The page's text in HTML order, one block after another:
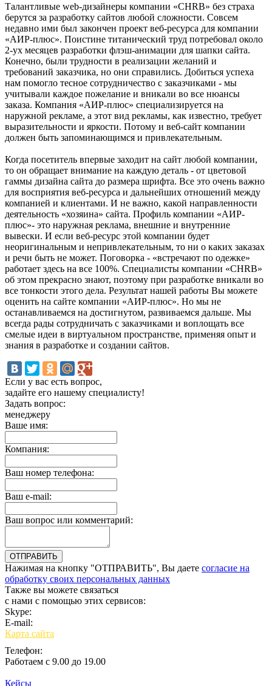
Талантливые web-дизайнеры компании «CHRB» без страха
берутся за разработку сайтов любой сложности. Совсем
недавно ими был закончен проект веб-ресурса для компании
«АИР-плюс». Поистине титанический труд потребовал около
2-ух месяцев разработки флэш-анимации для шапки сайта.
Конечно, были трудности в реализации желаний и
требований заказчика, но они справились. Добиться успеха
нам помогло тесное сотрудничество с заказчиками - мы
учитывали каждое пожелание и вникали во все нюансы
заказа. Компания «АИР-плюс» специализируется на
наружной рекламе, а этот вид рекламы, как известно, требует
выразительности и яркости. Потому и веб-сайт компании
должен быть запоминающимся и привлекательным.
Когда посетитель впервые заходит на сайт любой компании,
то он обращает внимание на каждую деталь - от цветовой
гаммы дизайна сайта до размера шрифта. Все это очень важно
для восприятия веб-ресурса и дальнейших отношений между
компанией и клиентами. И не важно, какой направленности
деятельность «хозяина» сайта. Профиль компании «АИР-
плюс»- это наружная реклама, внешние и внутренние
вывески. И если веб-ресурс этой компании будет
неоригинальным и непривлекательным, то ни о каких заказах
и речи быть не может. Поговорка - «встречают по одежке»
работает здесь на все 100%. Специалисты компании «CHRB»
об этом прекрасно знают, поэтому при разработке вникали во
все тонкости этого дела. Результат нашей работы Вы можете
оценить на сайте компании «АИР-плюс». Но мы не
останавливаемся на достигнутом, развиваемся дальше. Мы
всегда рады сотрудничать с заказчиками и воплощать все
смелые идеи в виртуальном пространстве, применяя опыт и
знания в разработке и создании сайтов.
Если у вас есть вопрос,
задайте его нашему специалисту!
Задать вопрос:
менеджеру
Ваше имя:
Компания:
Ваш номер телефона:
Ваш e-mail:
Ваш вопрос или комментарий:
Нажимая на кнопку "ОТПРАВИТЬ", Вы даете согласие на
обработку своих персональных данных
Также вы можете связаться
с нами с помощью этих сервисов:
Skype:
E-mail:
Карта сайта
Телефон:
Работаем с 9.00 до 19.00
Кейсы